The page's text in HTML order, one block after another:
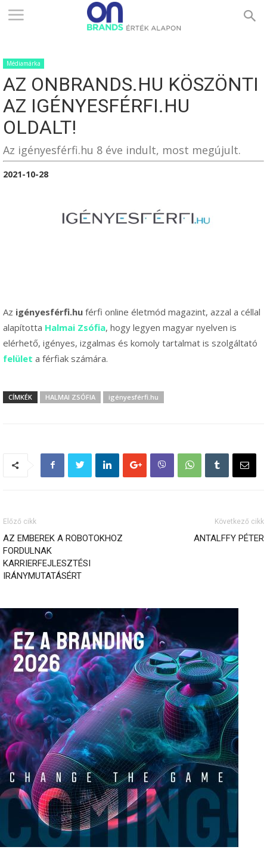
ONBRANDS
–
ÉRTÉK
Médiamárka
AZ ONBRANDS.HU KÖSZÖNTI
AZ IGÉNYESFÉRFI.HU
OLDALT!
Az igényesférfi.hu 8 éve indult, most megújult.
2021-10-28
Az igényesférfi.hu férfi online életmód magazint, azzal a céllal
alapította Halmai Zsófia, hogy legyen magyar nyelven is
elérhető, igényes, izgalmas és komoly tartalmat is szolgáltató
felület a férfiak számára.
CÍMKÉK HALMAI ZSÓFIA igényesférfi.hu
Előző cikk
AZ EMBEREK A ROBOTOKHOZ
FORDULNAK
KARRIERFEJLESZTÉSI
IRÁNYMUTATÁSÉRT
Következő cikk
ANTALFFY PÉTER